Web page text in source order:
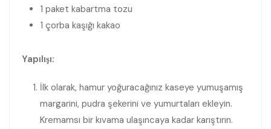
1 paket kabartma tozu
1 çorba kaşığı kakao
Yapılışı:
İlk olarak, hamur yoğuracağınız kaseye yumuşamış
margarini, pudra şekerini ve yumurtaları ekleyin.
Kremamsı bir kıvama ulaşıncaya kadar karıştırın.